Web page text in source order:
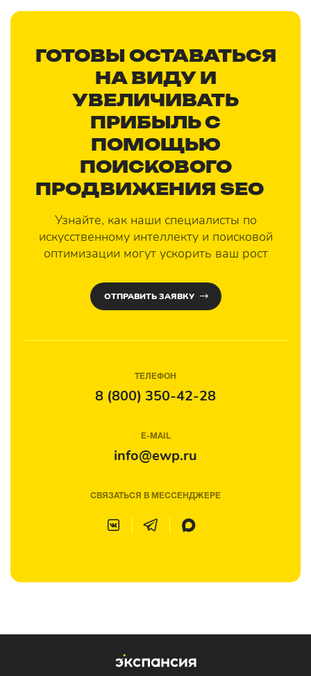
ГОТОВЫ ОСТАВАТЬСЯ
НА ВИДУ И
УВЕЛИЧИВАТЬ
ПРИБЫЛЬ С
ПОМОЩЬЮ
ПОИСКОВОГО
ПРОДВИЖЕНИЯ SEO?
Узнайте, как наши специалисты по
искусственному интеллекту и поисковой
оптимизации могут ускорить ваш рост
ОТПРАВИТЬ ЗАЯВКУ
ТЕЛЕФОН
8 (800) 350-42-28
E-MAIL
info@ewp.ru
СВЯЗАТЬСЯ В МЕССЕНДЖЕРЕ